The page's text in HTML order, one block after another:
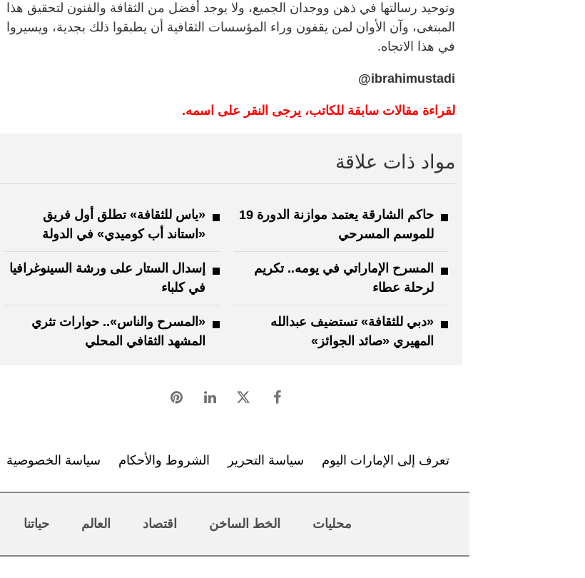
وتوحيد رسالتها في ذهن ووجدان الجميع، ولا يوجد أفضل من الثقافة والفنون لتحقيق هذا
المبتغى، وآن الأوان لمن يقفون وراء المؤسسات الثقافية أن يطبقوا ذلك بجدية، ويسيروا
في هذا الاتجاه.
ibrahimustadi@
لقراءة مقالات سابقة للكاتب، يرجى النقر على اسمه.
مواد ذات علاقة
حاكم الشارقة يعتمد موازنة الدورة 19
للموسم المسرحي
«ياس للثقافة» تطلق أول فريق
«استاند أب كوميدي» في الدولة
المسرح الإماراتي في يومه.. تكريم
لرحلة عطاء
إسدال الستار على ورشة السينوغرافيا
في كلباء
«دبي للثقافة» تستضيف عبدالله
المهيري «صائد الجوائز»
«المسرح والناس».. حوارات تثري
المشهد الثقافي المحلي
تعرف إلى الإمارات اليوم سياسة التحرير الشروط والأحكام سياسة الخصوصية
محليات الخط الساخن اقتصاد العالم حياتنا